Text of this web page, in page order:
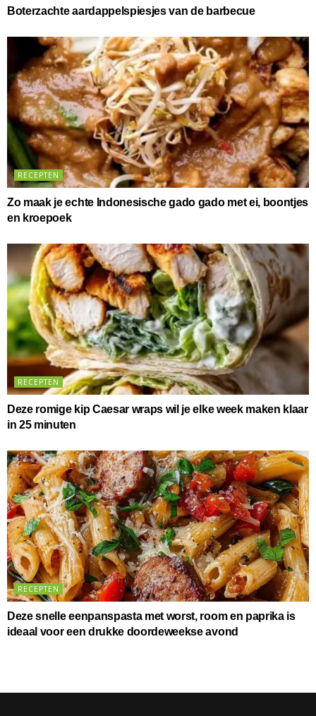
Boterzachte aardappelspiesjes van de barbecue
RECEPTEN
Zo maak je echte Indonesische gado gado met ei, boontjes
en kroepoek
RECEPTEN
Deze romige kip Caesar wraps wil je elke week maken klaar
in 25 minuten
RECEPTEN
Deze snelle eenpanspasta met worst, room en paprika is
ideaal voor een drukke doordeweekse avond